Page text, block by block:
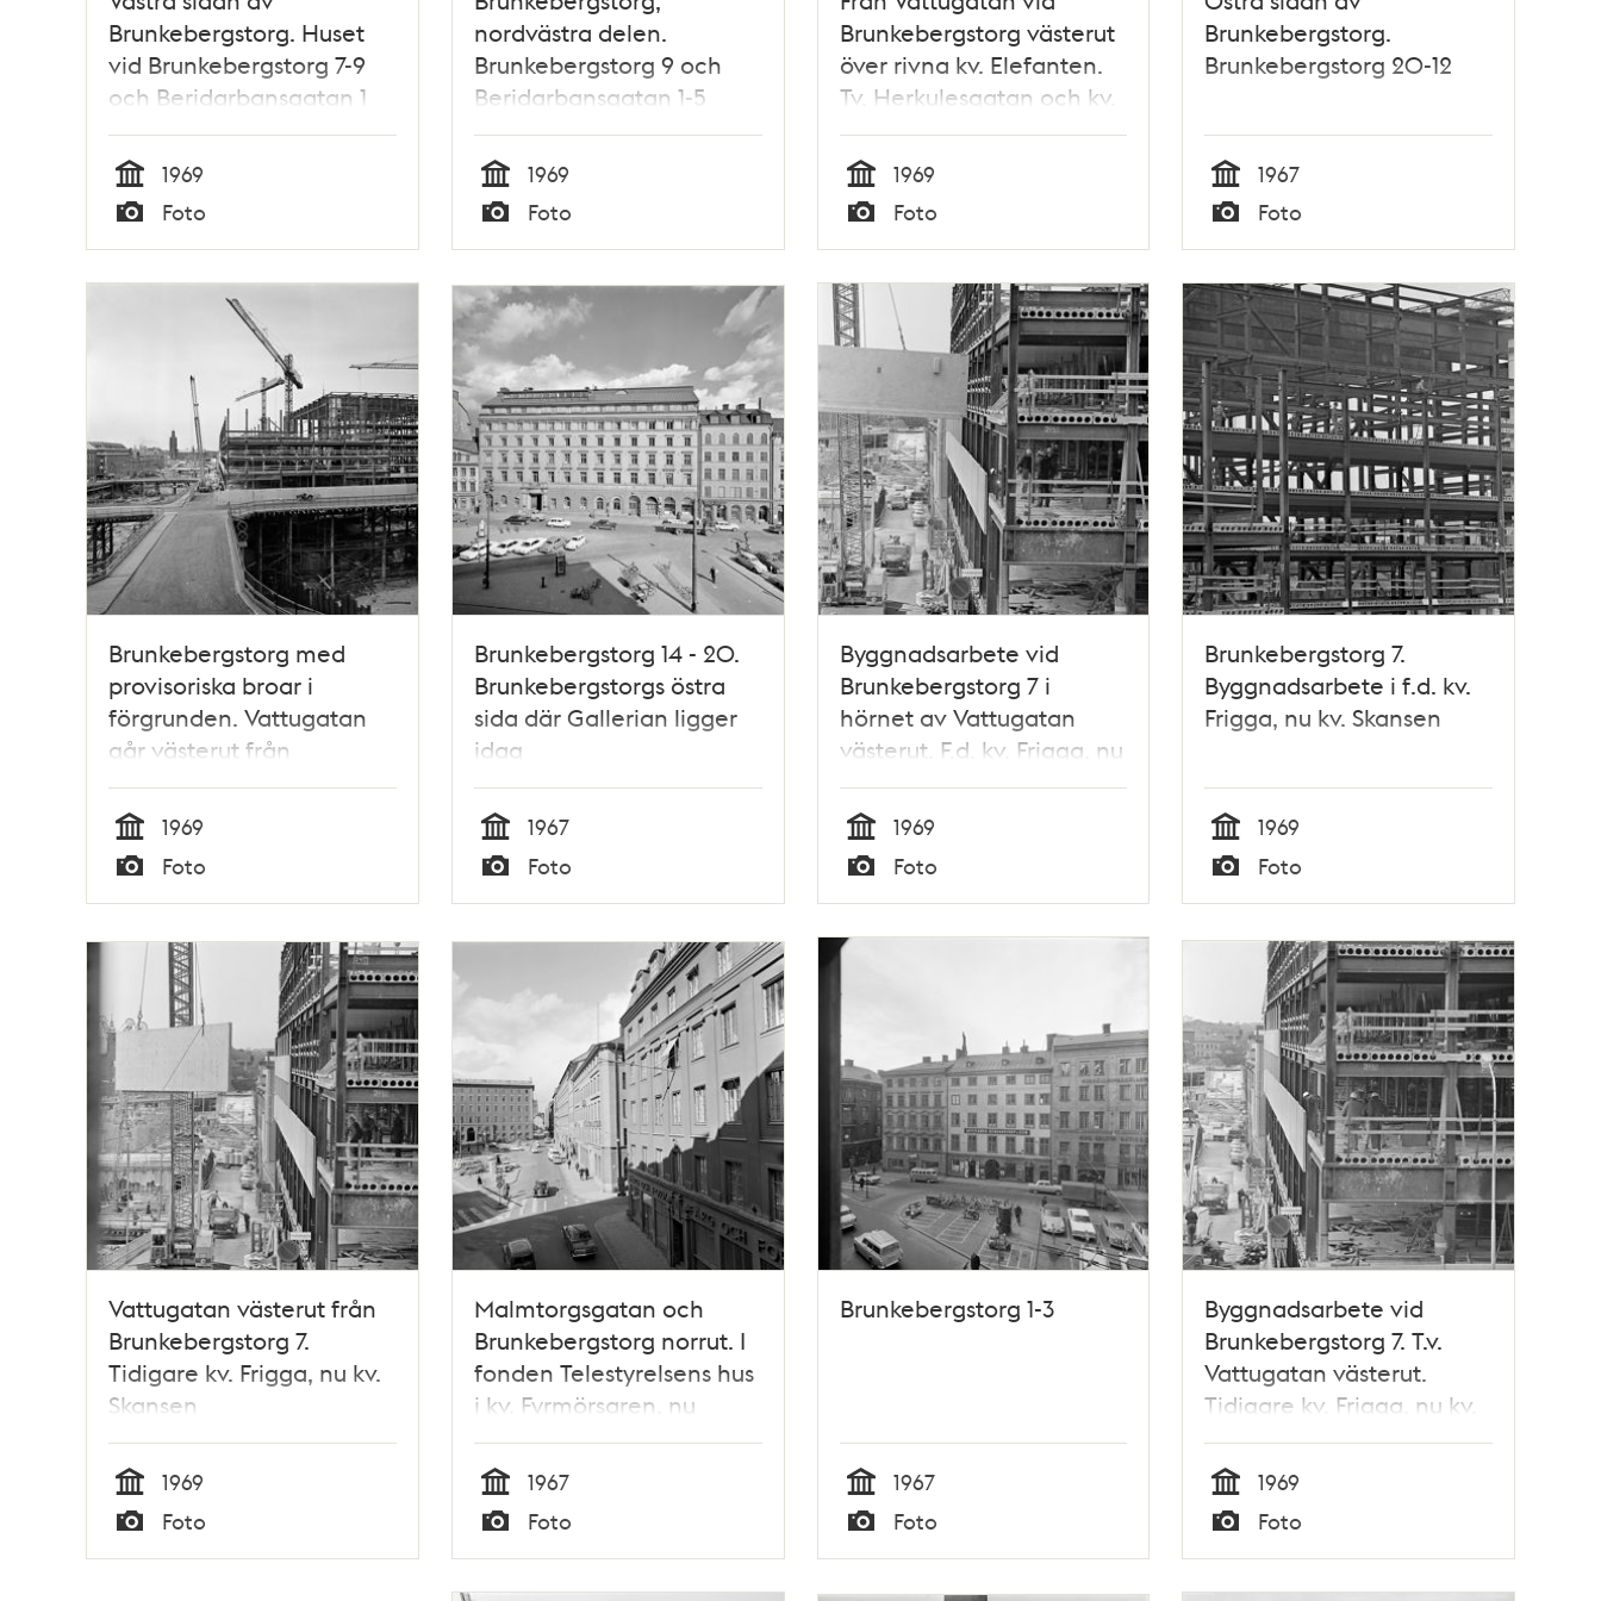
Brunkebergstorg. Huset
vid Brunkebergstorg 7-9
och Beridarbansgatan 1
byggs
Tid
1969
Typ
Foto
nordvästra delen.
Brunkebergstorg 9 och
Beridarbansgatan 1-5
byggs. T.h. är
Telestyrelsens hus, där
kommer Riksbanken att
byggas
Tid
1969
Typ
Foto
Brunkebergstorg västerut
över rivna kv. Elefanten.
Tv. Herkulesgatan och kv.
Björnen. Drottninggatan
går på en provisorisk bro
Tid
1969
Typ
Foto
Brunkebergstorg.
Brunkebergstorg 20-12
Tid
1967
Typ
Foto
Brunkebergstorg med
provisoriska broar i
förgrunden. Vattugatan
går västerut från
Brunkebergstorg 7. T.v.
ligger Herkulesgatan. Kv.
Wahrenberg och
Elefanten är rivna. I
fonden ses Stadshuset
Tid
1969
Foto
Brunkebergstorg 14 - 20.
Brunkebergstorgs östra
sida där Gallerian ligger
idag
Tid
1967
Foto
Byggnadsarbete vid
Brunkebergstorg 7 i
hörnet av Vattugatan
västerut. F.d. kv. Frigga, nu
kv. Skansen
Tid
1969
Foto
Brunkebergstorg 7.
Byggnadsarbete i f.d. kv.
Frigga, nu kv. Skansen
Tid
1969
Foto
Vattugatan västerut från
Brunkebergstorg 7.
Tidigare kv. Frigga, nu kv.
Skansen
Tid
1969
Typ
Foto
Malmtorgsgatan och
Brunkebergstorg norrut. I
fonden Telestyrelsens hus
i kv. Fyrmörsaren, nu
Riksbanken i kv. Skansen
Tid
1967
Typ
Foto
Brunkebergstorg 1-3
Tid
1967
Typ
Foto
Byggnadsarbete vid
Brunkebergstorg 7. T.v.
Vattugatan västerut.
Tidigare kv. Frigga, nu kv.
Skansen
Tid
1969
Typ
Foto